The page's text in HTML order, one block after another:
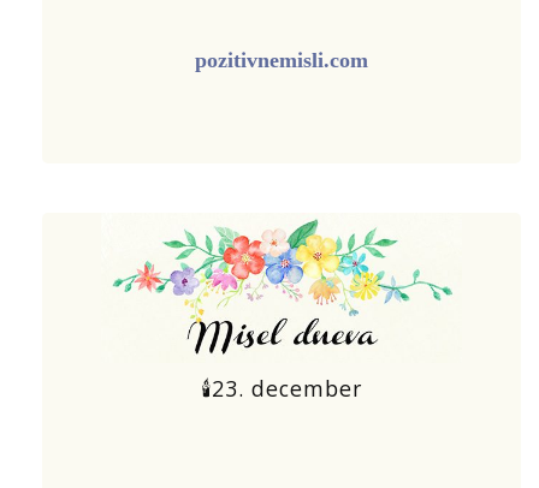
pozitivnemisli.com
🕯️23. december